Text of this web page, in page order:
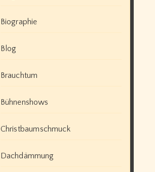
Biographie
Blog
Brauchtum
Bühnenshows
Christbaumschmuck
Dachdämmung